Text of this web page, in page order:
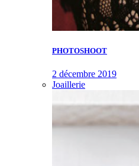
PHOTOSHOOT
2 décembre 2019
Joaillerie